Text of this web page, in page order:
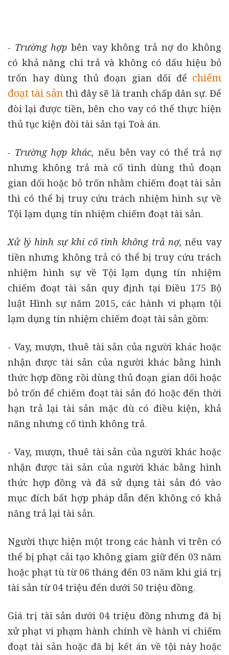
- Trường hợp bên vay không trả nợ do không
có khả năng chi trả và không có dấu hiệu bỏ
trốn hay dùng thủ đoạn gian dối để chiếm
đoạt tài sản thì đây sẽ là tranh chấp dân sự. Để
đòi lại được tiền, bên cho vay có thể thực hiện
thủ tục kiện đòi tài sản tại Toà án.
- Trường hợp khác, nếu bên vay có thể trả nợ
nhưng không trả mà cố tình dùng thủ đoạn
gian dối hoặc bỏ trốn nhằm chiếm đoạt tài sản
thì có thể bị truy cứu trách nhiệm hình sự về
Tội lạm dụng tín nhiệm chiếm đoạt tài sản.
Xử lý hình sự khi cố tình không trả nợ,nếu vay
tiền nhưng không trả có thể bị truy cứu trách
nhiệm hình sự về Tội lạm dụng tín nhiệm
chiếm đoạt tài sản quy định tại Điều 175 Bộ
luật Hình sự năm 2015, các hành vi phạm tội
lạm dụng tín nhiệm chiếm đoạt tài sản gồm:
- Vay, mượn, thuê tài sản của người khác hoặc
nhận được tài sản của người khác bằng hình
thức hợp đồng rồi dùng thủ đoạn gian dối hoặc
bỏ trốn để chiếm đoạt tài sản đó hoặc đến thời
hạn trả lại tài sản mặc dù có điều kiện, khả
năng nhưng cố tình không trả.
- Vay, mượn, thuê tài sản của người khác hoặc
nhận được tài sản của người khác bằng hình
thức hợp đồng và đã sử dụng tài sản đó vào
mục đích bất hợp pháp dẫn đến không có khả
năng trả lại tài sản.
Người thực hiện một trong các hành vi trên có
thể bị phạt cải tạo không giam giữ đến 03 năm
hoặc phạt tù từ 06 tháng đến 03 năm khi giá trị
tài sản từ 04 triệu đến dưới 50 triệu đồng.
Giá trị tài sản dưới 04 triệu đồng nhưng đã bị
xử phạt vi phạm hành chính về hành vi chiếm
đoạt tài sản hoặc đã bị kết án về tội này hoặc